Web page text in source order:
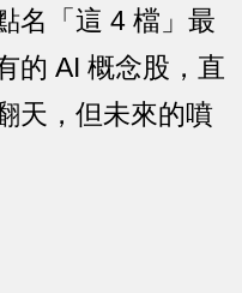
名「這 4 檔」最
的 AI 概念股，直
天，但未來的噴